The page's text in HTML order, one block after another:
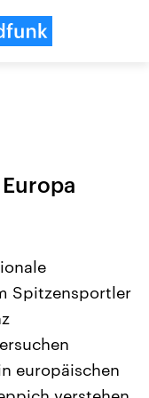
Beiträge,
und
die Vereinigten
mächtigsten Ländern
großem Einfluss auf
Spitzensportler
europäischen